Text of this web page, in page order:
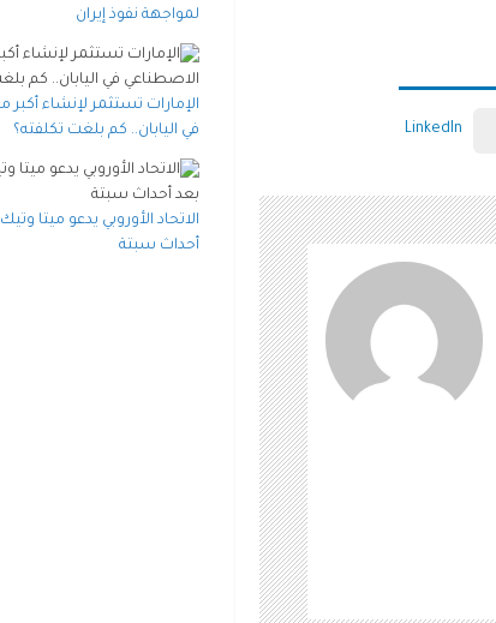
LinkedIn
لمواجهة نفوذ إيران
الإمارات تستثمر لإنشاء أكبر
في اليابان.. كم بلغت تكلفته؟
الاتحاد الأوروبي يدعو ميتا
أحداث سبتة